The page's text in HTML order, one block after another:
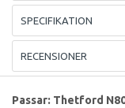
SPECIFIKATION
RECENSIONER
Passar: Thetford